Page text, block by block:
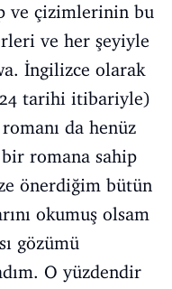
ve çizimlerinin bu
ve her şeyiyle
İngilizce olarak
tarihi itibariyle)
da henüz
romana sahip
önerdiğim bütün
okumuş olsam
gözümü
O yüzdendir